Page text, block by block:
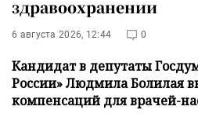
здравоохранении
6 августа 2026, 12:44 0
Кандидат в депутаты
России» Людмила Болилая
компенсаций для врачей-